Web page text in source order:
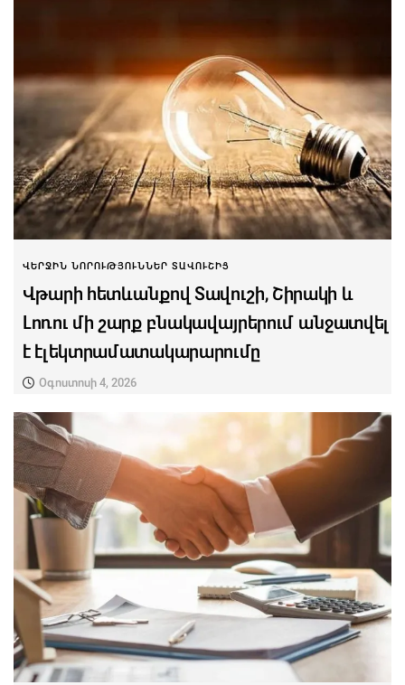
ՎԵՐՋԻՆ ՆՈՐՈՒԹՅՈՒՆՆԵՐ ՏԱՎՈՒՇԻՑ
Վթարի հետևանքով Տավուշի, Շիրակի և
Լոռու մի շարք բնակավայրերում անջատվել
է էլեկտրամատակարարումը
Օգոստոսի 4, 2026